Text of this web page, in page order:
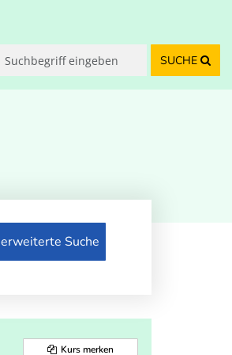
SUCHE
erweiterte Suche
Kurs merken